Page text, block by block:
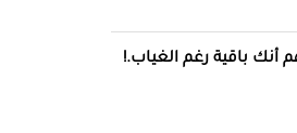
في قِطع
أنك باقية رغم الغياب.!